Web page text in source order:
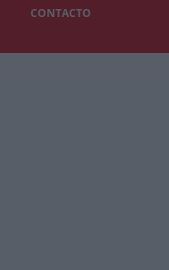
CONTACTO